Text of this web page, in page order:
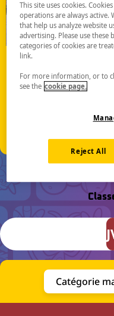
Du 12
Ernest N.
New
This site uses cookies.
operations are always active.
that help us analyze website
advertising. Please use
categories of cookies are
link.
For more information, or to
see the cookie page.
Reject All